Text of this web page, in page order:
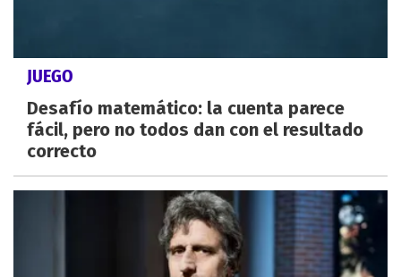
JUEGO
Desafío matemático: la cuenta parece
fácil, pero no todos dan con el resultado
correcto